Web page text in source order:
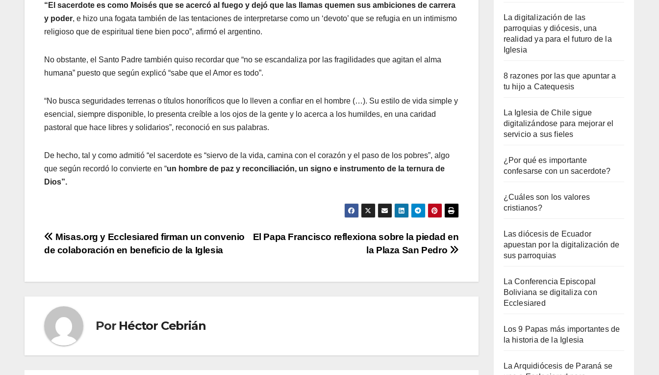
“El sacerdote es como Moisés que se acercó al fuego y dejó que las llamas quemen sus ambiciones de carrera
y poder, e hizo una fogata también de las tentaciones de interpretarse como un ‘devoto’ que se refugia en un intimismo
religioso que de espiritual tiene bien poco”, afirmó el argentino.
No obstante, el Santo Padre también quiso recordar que “no se escandaliza por las fragilidades que agitan el alma
humana” puesto que según explicó “sabe que el Amor es todo”.
“No busca seguridades terrenas o títulos honoríficos que lo lleven a confiar en el hombre (…). Su estilo de vida simple y
esencial, siempre disponible, lo presenta creíble a los ojos de la gente y lo acerca a los humildes, en una caridad
pastoral que hace libres y solidarios”, reconoció en sus palabras.
De hecho, tal y como admitió “el sacerdote es “siervo de la vida, camina con el corazón y el paso de los pobres”, algo
que según recordó lo convierte en “un hombre de paz y reconciliación, un signo e instrumento de la ternura de
Dios”.
Navegación
entradas
El Papa Francisco reflexiona sobre la piedad en
la Plaza San Pedro
Misas.org y Ecclesiared firman un convenio
de colaboración en beneficio de la Iglesia
Por Héctor Cebrián
La digitalización de las
parroquias y diócesis, una
realidad ya para el futuro de la
Iglesia
8 razones por las que apuntar a
tu hijo a Catequesis
La Iglesia de Chile sigue
digitalizándose para mejorar el
servicio a sus fieles
¿Por qué es importante
confesarse con un sacerdote?
¿Cuáles son los valores
cristianos?
Las diócesis de Ecuador
apuestan por la digitalización de
sus parroquias
La Conferencia Episcopal
Boliviana se digitaliza con
Ecclesiared
Los 9 Papas más importantes de
la historia de la Iglesia
La Arquidiócesis de Paraná se